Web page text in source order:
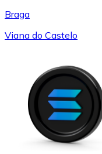
Braga
Viana do Castelo